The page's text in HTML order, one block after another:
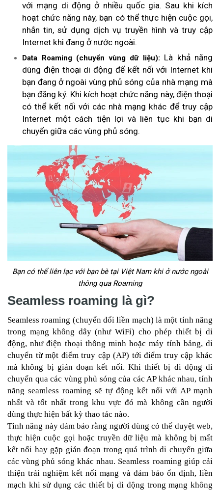
với mạng di động ở nhiều quốc gia. Sau khi kích
hoạt chức năng này, bạn có thể thực hiện cuộc gọi,
nhắn tin, sử dụng dịch vụ truyền hình và truy cập
Internet khi đang ở nước ngoài.
Data Roaming (chuyển vùng dữ liệu): Là khả năng
dùng điện thoại di động để kết nối với Internet khi
bạn đang ở ngoài vùng phủ sóng của nhà mạng mà
bạn đăng ký. Khi kích hoạt chức năng này, điện thoại
có thể kết nối với các nhà mạng khác để truy cập
Internet một cách tiện lợi và liên tục khi bạn di
chuyển giữa các vùng phủ sóng.
Bạn có thể liên lạc với bạn bè tại Việt Nam khi ở nước ngoài
thông qua Roaming
Seamless roaming là gì?
Seamless roaming (chuyển đổi liền mạch) là một tính năng
trong mạng không dây (như WiFi) cho phép thiết bị di
động, như điện thoại thông minh hoặc máy tính bảng, di
chuyển từ một điểm truy cập (AP) tới điểm truy cập khác
mà không bị gián đoạn kết nối. Khi thiết bị di động di
chuyển qua các vùng phủ sóng của các AP khác nhau, tính
năng seamless roaming sẽ tự động kết nối với AP mạnh
nhất và tốt nhất trong khu vực đó mà không cần người
dùng thực hiện bất kỳ thao tác nào.
Tính năng này đảm bảo rằng người dùng có thể duyệt web,
thực hiện cuộc gọi hoặc truyền dữ liệu mà không bị mất
kết nối hay gặp gián đoạn trong quá trình di chuyển giữa
các vùng phủ sóng khác nhau. Seamless roaming giúp cải
thiện trải nghiệm kết nối mạng và đảm bảo ổn định, liền
mạch khi sử dụng các thiết bị di động trong mạng không